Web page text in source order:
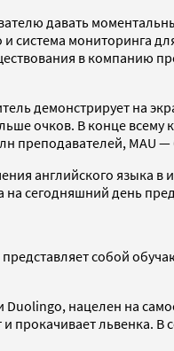
давать
система мониторинга
в компанию
демонстрирует на
очков. В конце всему
преподавателей, MAU
английского языка
сегодняшний день
собой
нацелен на
львенка. В